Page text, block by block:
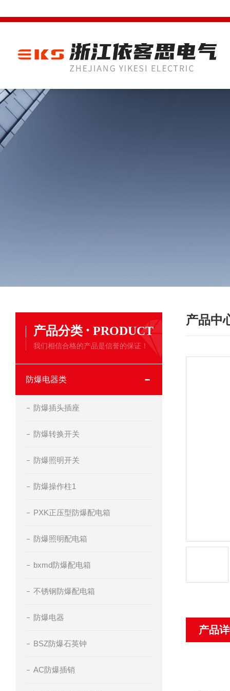
产品分类 · PRODUCT
我们相信合格的产品是信誉的保证！
防爆电器类
防爆插头插座
防爆转换开关
防爆照明开关
防爆操作柱1
PXK正压型防爆配电箱
防爆照明配电箱
bxmd防爆配电箱
不锈钢防爆配电箱
防爆电器
BSZ防爆石英钟
AC防爆插销
产品中
产品